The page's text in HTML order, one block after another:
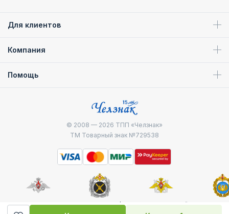
Для клиентов
Компания
Помощь
© 2008 — 2026 ТПП «Челзнак»
ТМ Товарный знак №729538
Министерство
Генштаб ВС РФ
Военно-морской